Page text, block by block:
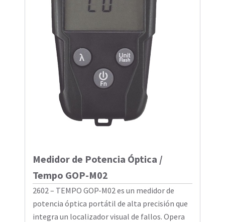
Medidor de Potencia Óptica /
Tempo GOP-M02
2602 – TEMPO GOP-M02 es un medidor de
potencia óptica portátil de alta precisión que
integra un localizador visual de fallos. Opera